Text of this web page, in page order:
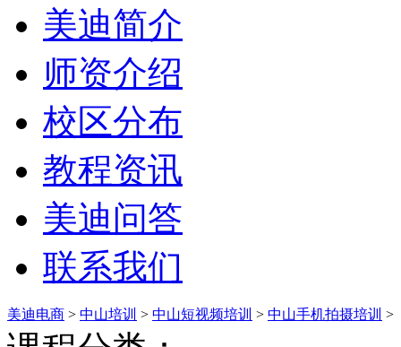
美迪简介
师资介绍
校区分布
教程资讯
美迪问答
联系我们
美迪电商 > 中山培训 > 中山短视频培训 > 中山手机拍摄培训 >